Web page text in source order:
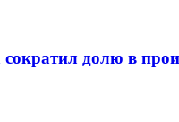
долю в